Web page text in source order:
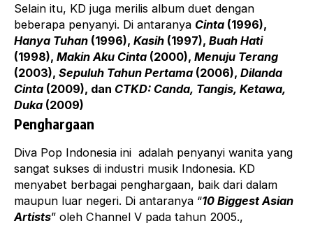
Selain itu, KD juga merilis album duet dengan
beberapa penyanyi. Di antaranya Cinta (1996),
Hanya Tuhan (1996), Kasih (1997), Buah Hati
(1998), Makin Aku Cinta (2000), Menuju Terang
(2003), Sepuluh Tahun Pertama (2006), Dilanda
Cinta (2009), dan CTKD: Canda, Tangis, Ketawa,
Duka (2009)
Penghargaan
Diva Pop Indonesia ini adalah penyanyi wanita yang
sangat sukses di industri musik Indonesia. KD
menyabet berbagai penghargaan, baik dari dalam
maupun luar negeri. Di antaranya “10 Biggest Asian
Artists” oleh Channel V pada tahun 2005.,